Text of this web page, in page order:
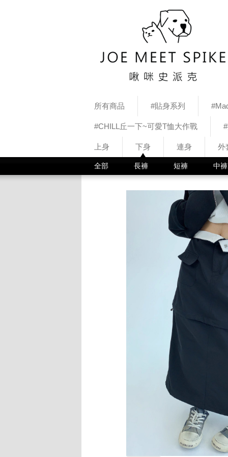
所有商品 #貼身系列
#CHILL丘一下~可愛T恤大作戰
上身 下身 連身 外
全部 長褲 短褲 中褲